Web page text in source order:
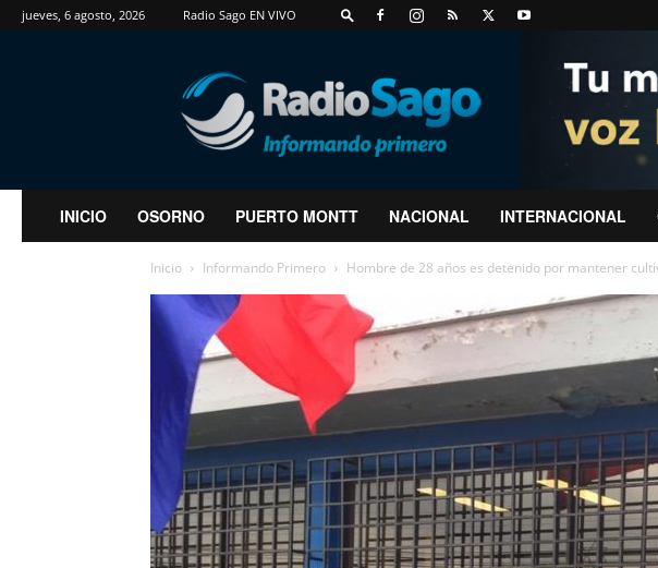
jueves, 6 agosto, 2026 Radio Sago EN VIVO
RadioSago
INICIO OSORNO PUERTO MONTT NACIONAL INTERNACIONAL
Inicio Informando Primero Hombre de 28 años es detenido por mantener